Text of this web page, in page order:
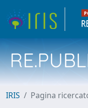
IRIS Pagina